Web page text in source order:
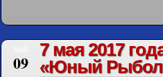
09
7 мая 2017
«Юный